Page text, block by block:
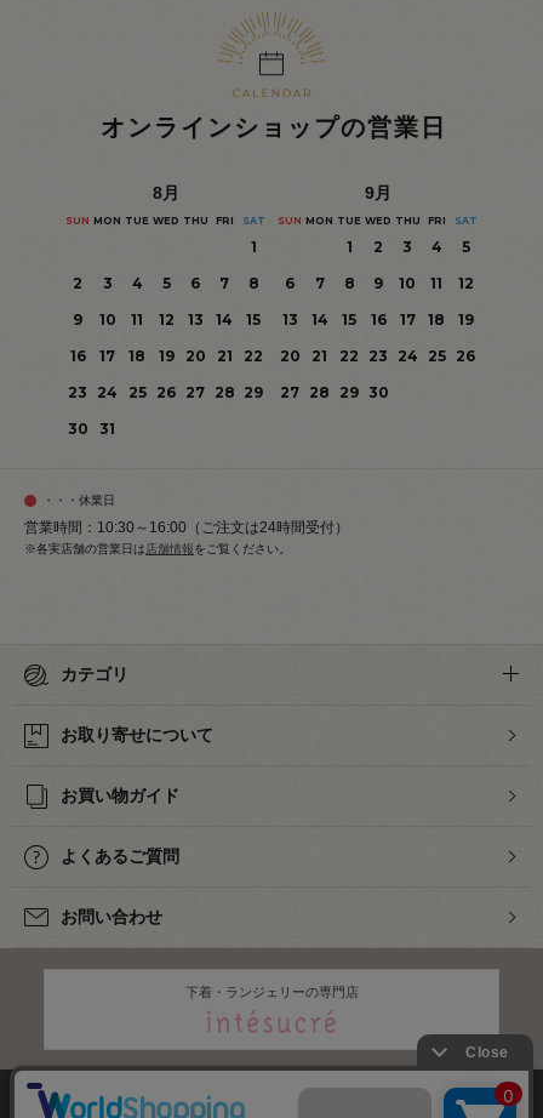
オンラインショップの営業日
8月
SUN MON TUE WED THU FRI SAT
1
2
3 4 5 6 7
8
9
10 11 12 13 14
15
16
17 18 19 20 21
22
23
24 25 26 27 28 29
30
31
9月
SUN MON TUE WED THU FRI SAT
1 2 3 4
5
6
7 8 9 10 11
12
13
14 15 16 17 18
19
20
21 22 23 24 25
26
27 28 29 30
・・・休業日
営業時間：10:30～16:00（ご注文は24時間受付）
※各実店舗の営業日は 店舗情報をご覧ください。
カテゴリ
お取り寄せについて
お買い物ガイド
よくあるご質問
お問い合わせ
下着・ランジェリーの専門店
株式会社オカダヤ